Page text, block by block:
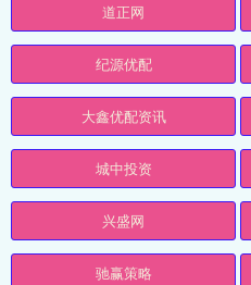
道正网
纪源优配
大鑫优配资讯
城中投资
兴盛网
驰赢策略